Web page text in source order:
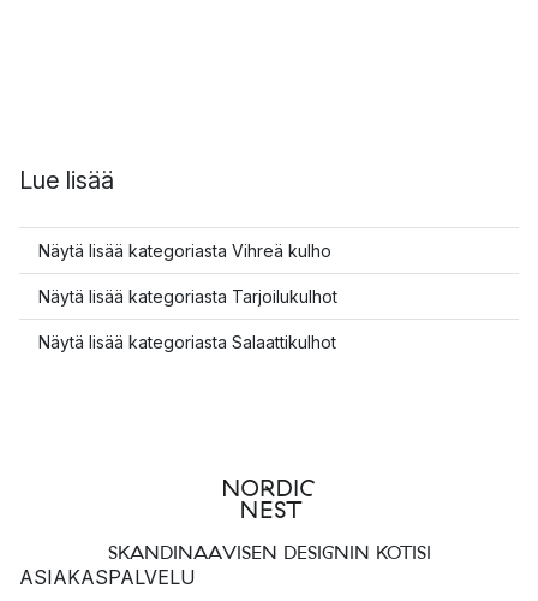
Lue lisää
Näytä lisää kategoriasta Vihreä kulho
Näytä lisää kategoriasta Tarjoilukulhot
Näytä lisää kategoriasta Salaattikulhot
SKANDINAAVISEN DESIGNIN KOTISI
ASIAKASPALVELU